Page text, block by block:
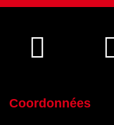
Coordonnées